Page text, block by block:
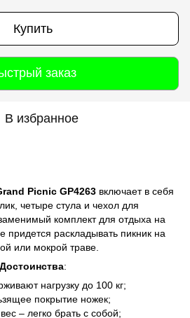
Купить
заказ
В избранное
Picnic GP4263 включает в себя
четыре стула и чехол для
комплект для отдыха на
придется раскладывать пикник на
или мокрой траве.
Достоинства:
нагрузку до 100 кг;
покрытие ножек;
– легко брать с собой;